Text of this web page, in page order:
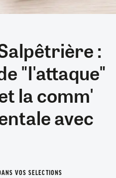
:
"l'attaque"
la comm'
avec
VOS SELECTIONS